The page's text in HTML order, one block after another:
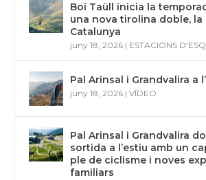
Boí Taüll inicia la
una nova tirolina doble, la
Catalunya
juny 18, 2026 | ESTACIONS
Pal Arinsal i Grandvalira a
juny 18, 2026 |VÍDEO
Pal Arinsal i Grandvalira
sortida a l’estiu amb un
ple de ciclisme i noves
familiars